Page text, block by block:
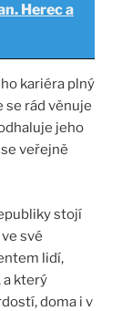
Herec a
kariéra plný
se rád věnuje
jeho
veřejně
stojí
své
lidí,
a který
doma i v